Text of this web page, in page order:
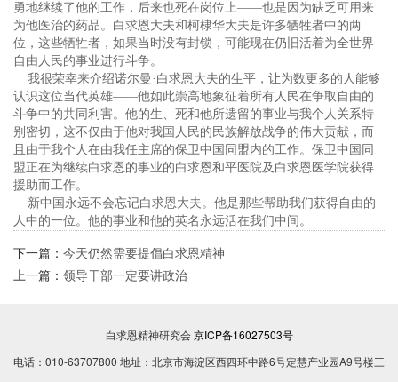
勇地继续了他的工作，后来也死在岗位上——也是因为缺乏可用来
为他医治的药品。白求恩大夫和柯棣华大夫是许多牺牲者中的两
位，这些牺牲者，如果当时没有封锁，可能现在仍旧活着为全世界
自由人民的事业进行斗争。
我很荣幸来介绍诺尔曼·白求恩大夫的生平，让为数更多的人能够
认识这位当代英雄——他如此崇高地象征着所有人民在争取自由的
斗争中的共同利害。他的生、死和他所遗留的事业与我个人关系特
别密切，这不仅由于他对我国人民的民族解放战争的伟大贡献，而
且由于我个人在由我任主席的保卫中国同盟内的工作。保卫中国同
盟正在为继续白求恩的事业的白求恩和平医院及白求恩医学院获得
援助而工作。
新中国永远不会忘记白求恩大夫。他是那些帮助我们获得自由的
人中的一位。他的事业和他的英名永远活在我们中间。
下一篇： 今天仍然需要提倡白求恩精神
上一篇： 领导干部一定要讲政治
白求恩精神研究会京ICP备16027503号
电话：010-63707800 地址：北京市海淀区西四环中路6号定慧产业园A9号楼三